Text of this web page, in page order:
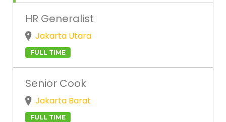
HR Generalist
Jakarta Utara
FULL TIME
Senior Cook
Jakarta Barat
FULL TIME